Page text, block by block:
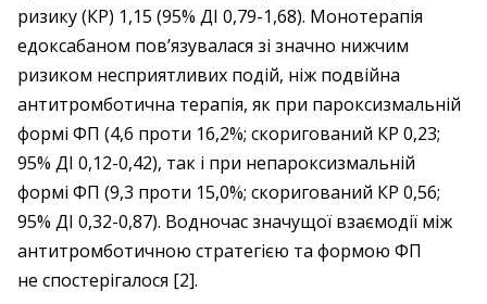
ризику (КР) 1,15 (95% ДІ 0,79-1,68). Монотерапія
едоксабаном пов’язувалася зі значно нижчим
ризиком несприятливих подій, ніж подвійна
антитромботична терапія, як при пароксизмальній
формі ФП (4,6 проти 16,2%; скоригований КР 0,23;
95% ДІ 0,12-0,42), так і при непароксизмальній
формі ФП (9,3 проти 15,0%; скоригований КР 0,56;
95% ДІ 0,32-0,87). Водночас значущої взаємодії між
антитромботичною стратегією та формою ФП
не спостерігалося [2].